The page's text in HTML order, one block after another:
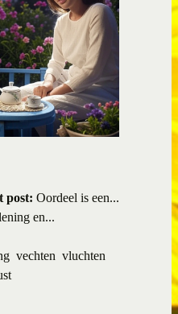
post: Oordeel is een...
en...
vechten vluchten